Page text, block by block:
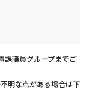
課職員グループまでご
明な点がある場合は下